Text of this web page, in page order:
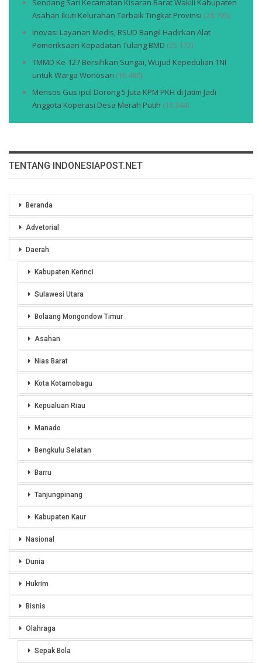
Sendang Sari Kecamatan Kisaran Barat Wakili Kabupaten
Asahan Ikuti Kelurahan Terbaik Tingkat Provinsi (28.795)
Inovasi Layanan Medis, RSUD Bangil Hadirkan Alat
Pemeriksaan Kepadatan Tulang BMD (25.172)
TMMD Ke-127 Bersihkan Sungai, Wujud Kepedulian TNI
untuk Warga Wonosari (16.480)
Mensos Gus ipul Dorong 5 Juta KPM PKH di Jatim Jadi
Anggota Koperasi Desa Merah Putih (16.344)
TENTANG INDONESIAPOST.NET
Beranda
Advetorial
Daerah
Kabupaten Kerinci
Sulawesi Utara
Bolaang Mongondow Timur
Asahan
Nias Barat
Kota Kotamobagu
Kepualuan Riau
Manado
Bengkulu Selatan
Barru
Tanjungpinang
Kabupaten Kaur
Nasional
Dunia
Hukrim
Bisnis
Olahraga
Sepak Bola